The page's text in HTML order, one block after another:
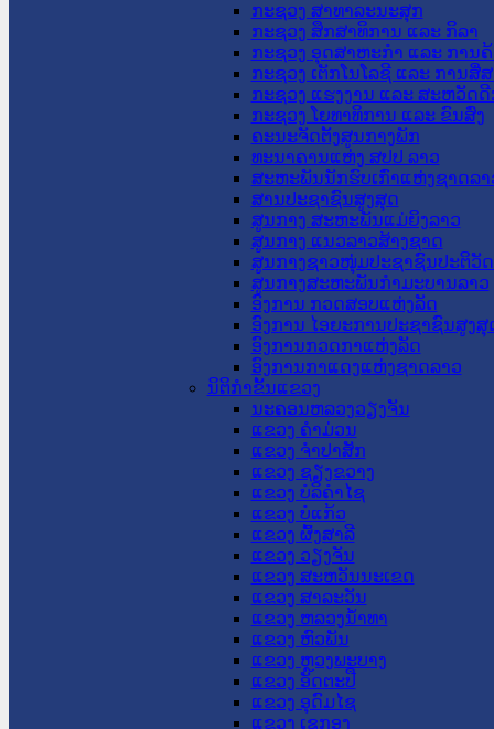
ກະຊວງ ສາທາລະນະສຸກ
ກະຊວງ ສຶກສາທິການ ແລະ ກິລາ
ກະຊວງ ອຸດສາຫະກຳ ແລະ ການຄ້
ກະຊວງ ເຕັກໂນໂລຊີ ແລະ ການສື່
ກະຊວງ ແຮງງານ ແລະ ສະຫວັດ
ກະຊວງ ໂຍທາທິການ ແລະ ຂົນສົ່ງ
ຄະນະຈັດຕັ້ງສູນກາງພັກ
ທະນາຄານແຫ່ງ ສປປ ລາວ
ສະຫະພັນນັກຮົບເກົ່າແຫ່ງຊາດລາ
ສານປະຊາຊົນສູງສຸດ
ສູນກາງ ສະຫະພັນແມ່ຍິງລາວ
ສູນກາງ ແນວລາວສ້າງຊາດ
ສູນກາງຊາວໜຸ່ມປະຊາຊົນປະຕິວັ
ສູນກາງສະຫະພັນກຳມະບານລາວ
ອົງການ ກວດສອບແຫ່ງລັດ
ອົງການ ໄອຍະການປະຊາຊົນສູງສຸ
ອົງການກວດກາແຫ່ງລັດ
ອົງການກາແດງແຫ່ງຊາດລາວ
ນິຕິກໍາຂັ້ນແຂວງ
ນະ​ຄອນ​ຫລວງວຽງຈັນ
ແຂວງ ຄໍາມ່ວນ
ແຂວງ ຈໍາປາສັກ
ແຂວງ ຊຽງຂວາງ
ແຂວງ ບໍລິຄໍາໄຊ
ແຂວງ ບໍ່ແກ້ວ
ແຂວງ ຜົ້ງສາລີ
ແຂວງ ວຽງຈັນ
ແຂວງ ສະຫວັນນະເຂດ
ແຂວງ ສາລະວັນ
ແຂວງ ຫລວງນໍ້າທາ
ແຂວງ ຫົວພັນ
ແຂວງ ຫຼວງພະບາງ
ແຂວງ ອັດຕະປື
ແຂວງ ອຸດົມໄຊ
ແຂວງ ເຊກອງ